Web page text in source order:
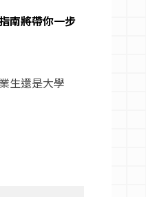
南將帶你一步
生還是大學